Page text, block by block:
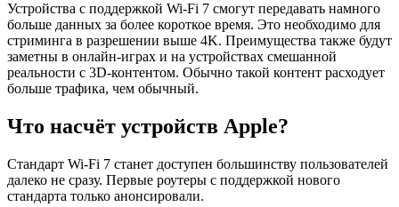
Устройства с поддержкой Wi-Fi 7 смогут передавать намного
больше данных за более короткое время. Это необходимо для
стриминга в разрешении выше 4K. Преимущества также будут
заметны в онлайн-играх и на устройствах смешанной
реальности с 3D-контентом. Обычно такой контент расходует
больше трафика, чем обычный.
Что насчёт устройств Apple?
Стандарт Wi-Fi 7 станет доступен большинству пользователей
далеко не сразу. Первые роутеры с поддержкой нового
стандарта только анонсировали.